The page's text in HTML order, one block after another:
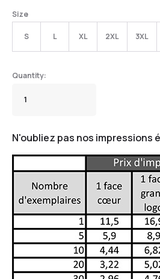
Size
S L XL 2XL 3XL
N'oubliez pas nos impressions